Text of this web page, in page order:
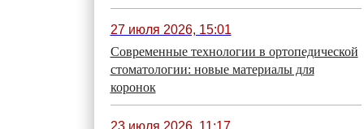
27 июля 2026, 15:01
Современные технологии в ортопедической
стоматологии: новые материалы для
коронок
23 июля 2026, 11:17